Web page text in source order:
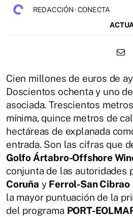
REDACCIÓN · CONECTA
Cien millones de euros de
Doscientos ochenta y uno
asociada. Trescientos
mínima, quince metros de
hectáreas de explanada
entrada. Son las cifras que
Golfo Ártabro-Offshore
conjunta de las autoridades
Coruña y Ferrol-San Cibrao
la mayor puntuación de la
del programa PORT-